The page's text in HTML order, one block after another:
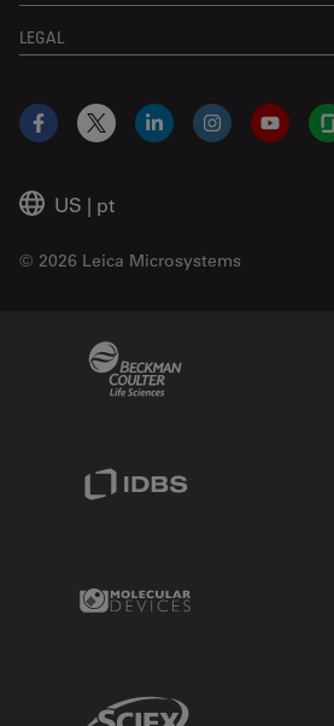
LEGAL
US | pt
© 2026 Leica Microsystems
Facebook
X LinkedInInstagram
Molecular Devices Link
Sciex Link